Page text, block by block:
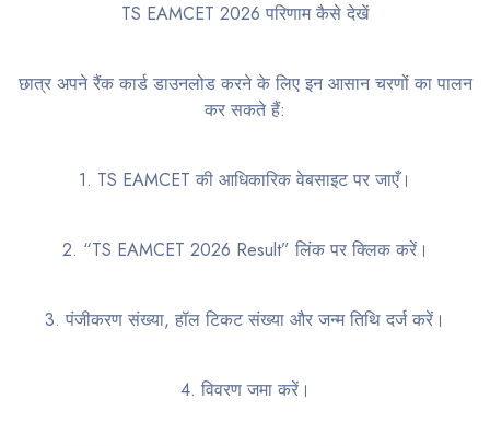
TS EAMCET 2026 परिणाम कैसे देखें
छात्र अपने रैंक कार्ड डाउनलोड करने के लिए इन आसान चरणों का पालन
कर सकते हैं:
1. TS EAMCET की आधिकारिक वेबसाइट पर जाएँ।
2. “TS EAMCET 2026 Result” लिंक पर क्लिक करें।
3. पंजीकरण संख्या, हॉल टिकट संख्या और जन्म तिथि दर्ज करें।
4. विवरण जमा करें।